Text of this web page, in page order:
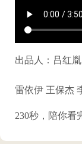
出品人：吕红
雷依伊 王保杰
230秒，陪你看